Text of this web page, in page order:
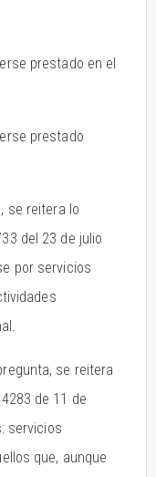
prestado en el
prestado
se reitera lo
del 23 de julio
por servicios
se reitera
de 11 de
servicios
que, aunque